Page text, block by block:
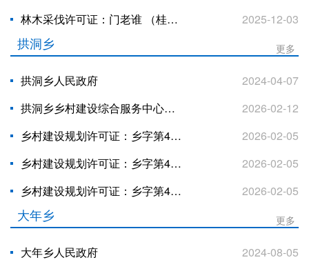
林木采伐许可证：门老谁 （桂NO 03137720）
2025-12-03
拱洞乡 更多
拱洞乡人民政府
2024-04-07
拱洞乡乡村建设综合服务中心安监日常检查
2026-02-12
乡村建设规划许可证：乡字第4502252026XG0054643号公示
2026-02-05
乡村建设规划许可证：乡字第4502252026XG0053671号公示
2026-02-05
乡村建设规划许可证：乡字第4502252026XG0055639号公示
2026-02-05
大年乡 更多
大年乡人民政府
2024-08-05